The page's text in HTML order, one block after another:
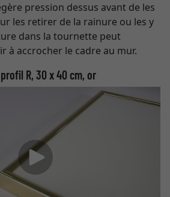
pression dessus avant de les
les retirer de la rainure ou les y
dans la tournette peut
à accrocher le cadre au mur.
R, 30 x 40 cm, or